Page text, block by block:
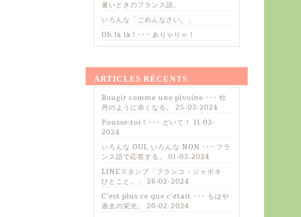
暑いときのフランス語。
いろんな「ごめんなさい。」
Oh là là ! ･･･ ありゃりゃ！
ARTICLES RÉCENTS
Rougir comme une pivoine ･･･ 牡
丹のように赤くなる。
25-03-2024
Pousse-toi ! ･･･ どいて！
11-03-
2024
いろんな OUI, いろんな NON ･･･ フラ
ンス語で応答する。
01-03-2024
LINEスタンプ「フランコ・ジャポネ
ひとこと。」
26-02-2024
C’est plus ce que c’était ･･･ もはや
過去の栄光。
20-02-2024